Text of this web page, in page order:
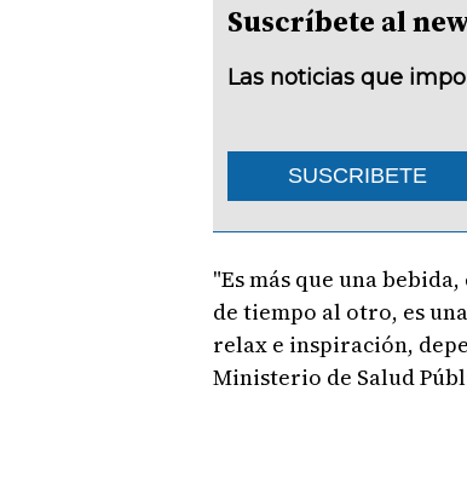
Suscríbete al
Las noticias que
SUSCRIBETE
"Es más que una
de tiempo al otro, es
relax e inspiración,
Ministerio de Salud